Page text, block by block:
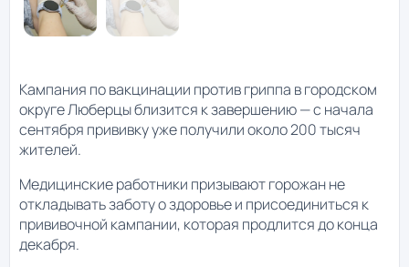
Кампания по вакцинации против гриппа в городском
округе Люберцы близится к завершению — с начала
сентября прививку уже получили около 200 тысяч
жителей.
Медицинские работники призывают горожан не
откладывать заботу о здоровье и присоединиться к
прививочной кампании, которая продлится до конца
декабря.